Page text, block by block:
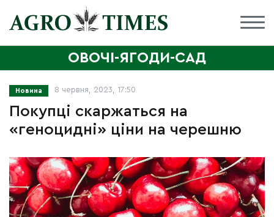
ОВОЧІ-ЯГОДИ-САД
Новина 8 червня, 2023, 17:50
Покупці скаржаться на
«геноцидні» ціни на черешню